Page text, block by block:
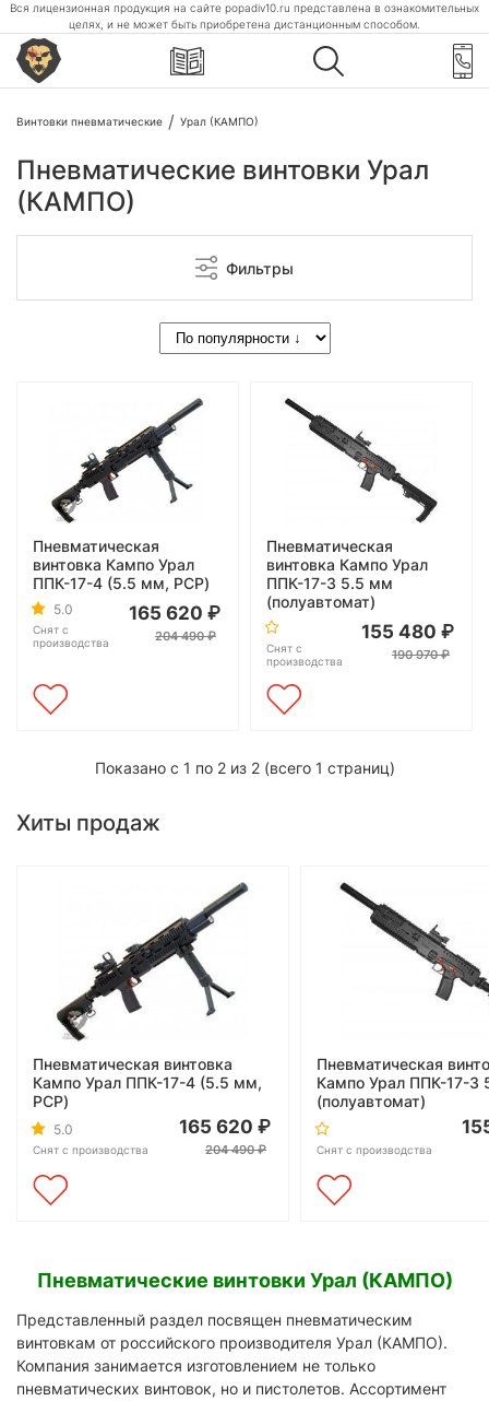
Вся лицензионная продукция на сайте popadiv10.ru представлена в ознакомительных
целях, и не может быть приобретена дистанционным способом.
Винтовки пневматические Урал (КАМПО)
Пневматические винтовки Урал
(КАМПО)
Фильтры
Пневматическая
винтовка Кампо Урал
ППК-17-4 (5.5 мм, PCP)
5.0
Снят с
производства
165 620
204 490
Пневматическая
винтовка Кампо Урал
ППК-17-3 5.5 мм
(полуавтомат)
Снят с
производства
155 480
190 970
Показано с 1 по 2 из 2 (всего 1 страниц)
Хиты продаж
Пневматическая винтовка
Кампо Урал ППК-17-4 (5.5 мм,
PCP)
5.0
Снят с производства
165 620
204 490
Пневматическая
Кампо Урал ППК-17-3
(полуавтомат)
Снят с производства
Пневматические винтовки Урал (КАМПО)
Представленный раздел посвящен пневматическим
винтовкам от российского производителя Урал (КАМПО).
Компания занимается изготовлением не только
пневматических винтовок, но и пистолетов. Ассортимент